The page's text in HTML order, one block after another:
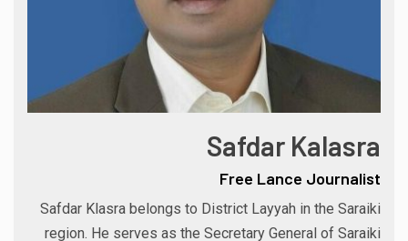
Safdar Kalasra
Free Lance Journalist
Safdar Klasra belongs to District Layyah in the Saraiki
region. He serves as the Secretary General of Saraiki